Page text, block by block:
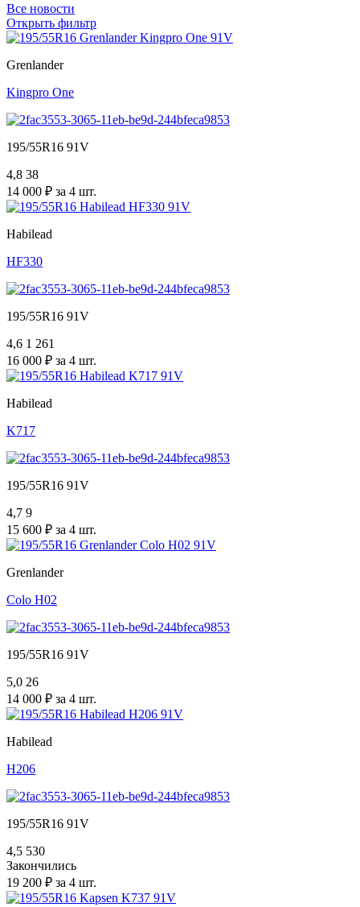
Все новости
Открыть фильтр
Grenlander
Kingpro One
195/55R16 91V
4,8 38
14 000 ₽ за 4 шт.
Habilead
HF330
195/55R16 91V
4,6 1 261
16 000 ₽ за 4 шт.
Habilead
K717
195/55R16 91V
4,7 9
15 600 ₽ за 4 шт.
Grenlander
Colo H02
195/55R16 91V
5,0 26
14 000 ₽ за 4 шт.
Habilead
H206
195/55R16 91V
4,5 530
Закончились
19 200 ₽ за 4 шт.